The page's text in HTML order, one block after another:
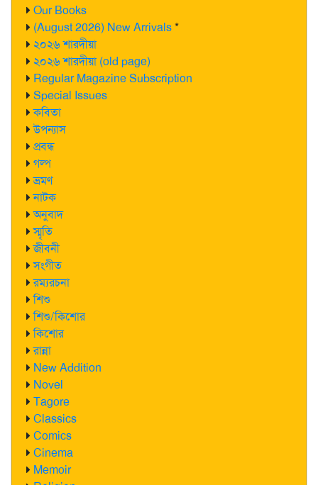
Our Books
(August 2026) New Arrivals*
২০২৬ শারদীয়া
২০২৬ শারদীয়া (old page)
Regular Magazine Subscription
Special Issues
কবিতা
উপন্যাস
প্রবন্ধ
গল্প
ভ্রমণ
নাটক
অনুবাদ
স্মৃতি
জীবনী
সংগীত
রম্যরচনা
শিশু
শিশু/কিশোর
কিশোর
রান্না
New Addition
Novel
Tagore
Classics
Comics
Cinema
Memoir